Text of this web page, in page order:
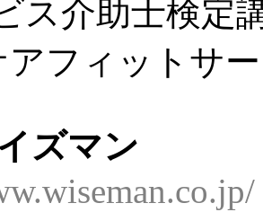
ス介助士検定
アフィットサ
ズマン